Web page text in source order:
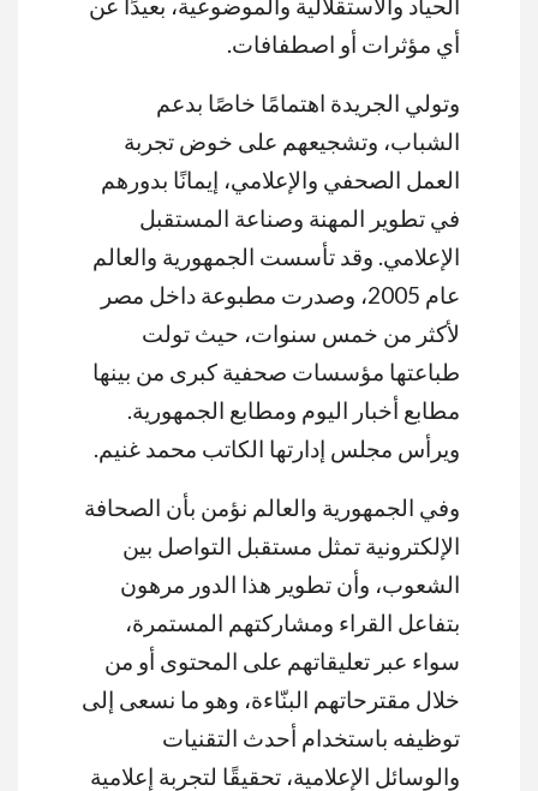
أي مؤثرات أو اصطفافات.
وتولي الجريدة اهتمامًا خاصًا بدعم
الشباب، وتشجيعهم على خوض تجربة
العمل الصحفي والإعلامي، إيمانًا بدورهم
في تطوير المهنة وصناعة المستقبل
الإعلامي. وقد تأسست الجمهورية والعالم
عام 2005، وصدرت مطبوعة داخل مصر
لأكثر من خمس سنوات، حيث تولت
طباعتها مؤسسات صحفية كبرى من بينها
مطابع أخبار اليوم ومطابع الجمهورية.
ويرأس مجلس إدارتها الكاتب محمد غنيم.
وفي الجمهورية والعالم نؤمن بأن الصحافة
الإلكترونية تمثل مستقبل التواصل بين
الشعوب، وأن تطوير هذا الدور مرهون
بتفاعل القراء ومشاركتهم المستمرة،
سواء عبر تعليقاتهم على المحتوى أو من
خلال مقترحاتهم البنّاءة، وهو ما نسعى إلى
توظيفه باستخدام أحدث التقنيات
والوسائل الإعلامية، تحقيقًا لتجربة إعلامية